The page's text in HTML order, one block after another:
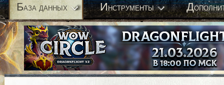
База данных Инструменты Д